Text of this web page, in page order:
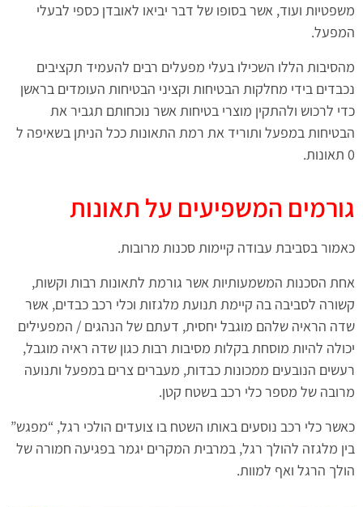
משפטיות ועוד, אשר בסופו של דבר יביאו לאובדן כספי לבעלי
המפעל.
מהסיבות הללו השכילו בעלי מפעלים רבים להעמיד תקציבים
נכבדים בידי מחלקות הבטיחות וקציני הבטיחות העומדים בראשן
כדי לרכוש ולהתקין מוצרי בטיחות אשר נוכחותם תגביר את
הבטיחות במפעל ותוריד את רמת התאונות ככל הניתן בשאיפה ל
0 תאונות.
גורמים המשפיעים על תאונות
כאמור בסביבת עבודה קיימות סכנות מרובות.
אחת הסכנות המשמעותיות אשר גורמת לתאונות רבות וקשות,
קשורה לסביבה בה קיימת תנועת מלגזות וכלי רכב כבדים, אשר
שדה הראיה שלהם מוגבל יחסית, דעתם של הנהגים / המפעילים
יכולה להיות מוסחת בקלות מסיבות רבות כגון שדה ראיה מוגבל,
רעשים הנובעים ממכונות כבדות, מעברים צרים במפעל ותנועה
מרובה של מספר כלי רכב בשטח קטן.
כאשר כלי רכב נוסעים באותו השטח בו צועדים הולכי רגל, “מפגש”
בין מלגזה להולך רגל, במרבית המקרים יגמר בפגיעה חמורה של
הולך הרגל ואף למוות.